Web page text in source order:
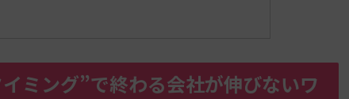
ミング”で終わる会社が伸びないワ